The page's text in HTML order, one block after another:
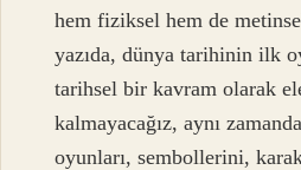
hem fiziksel hem de
yazıda, dünya tarihinin ilk
tarihsel bir kavram olarak
kalmayacağız, aynı
oyunları, sembollerini,